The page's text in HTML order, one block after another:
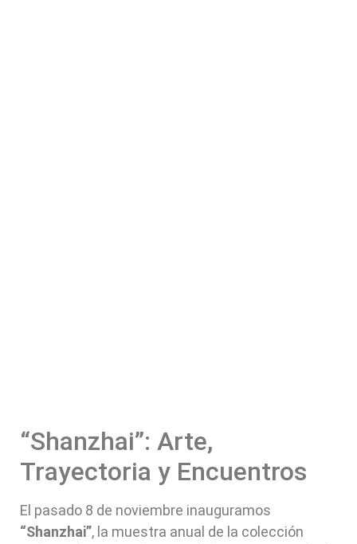
“Shanzhai”: Arte,
Trayectoria y Encuentros
El pasado 8 de noviembre inauguramos
“Shanzhai”, la muestra anual de la colección